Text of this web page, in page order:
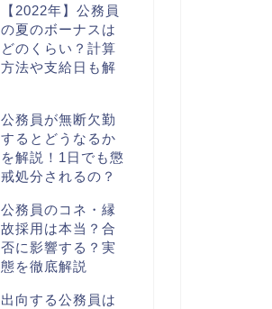
【2022年】公務員
の夏のボーナスは
どのくらい？計算
方法や支給日も解
公務員が無断欠勤
するとどうなるか
を解説！1日でも懲
戒処分されるの？
公務員のコネ・縁
故採用は本当？合
否に影響する？実
態を徹底解説
出向する公務員は